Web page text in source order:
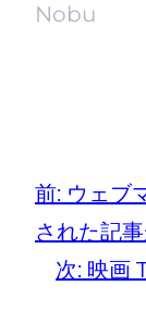
Nobu
前: ウェブ
された記
次: 映画